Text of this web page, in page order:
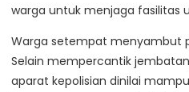
warga untuk menjaga fasilitas
Warga setempat menyambut
Selain mempercantik
aparat kepolisian dinilai